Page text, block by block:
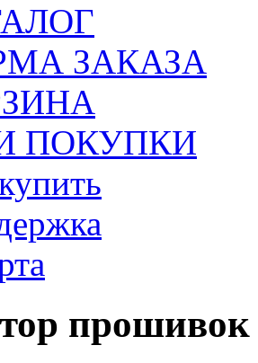
ЗАКАЗА
ПОКУПКИ
прошивок